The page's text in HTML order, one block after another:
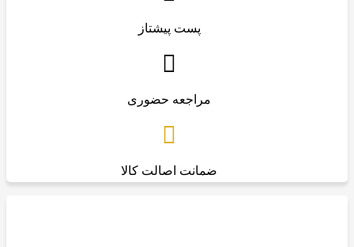
پست پیشتاز
مراجعه حضوری
ضمانت اصالت کالا